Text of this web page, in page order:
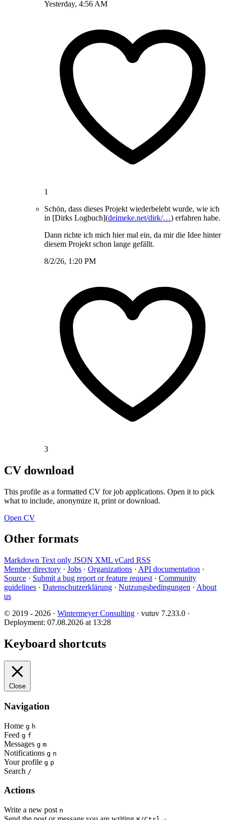
Yesterday, 4:56 AM
1
Schön, dass dieses Projekt wiederbelebt wurde, wie ich
in [Dirks Logbuch](deimeke.net/dirk/…) erfahren habe.
Dann richte ich mich hier mal ein, da mir die Idee hinter
diesem Projekt schon lange gefällt.
8/2/26, 1:20 PM
3
CV download
This profile as a formatted CV for job applications. Open it to pick
what to include, anonymize it, print or download.
Open CV
Other formats
Markdown Text only JSON XML vCard RSS
Member directory · Jobs · Organizations · API documentation ·
Source · Submit a bug report or feature request · Community
guidelines · Datenschutzerklärung · Nutzungsbedingungen · About
us
© 2019 - 2026 · Wintermeyer Consulting · vutuv 7.233.0 ·
Deployment: 07.08.2026 at 13:28
Keyboard shortcuts
Close
Navigation
Home g h
Feed g f
Messages g m
Notifications g n
Your profile g p
Search /
Actions
Write a new post n